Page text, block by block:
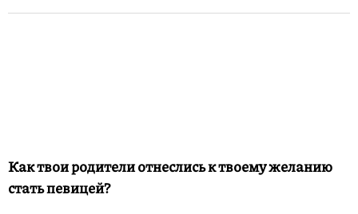
Как твои родители отнеслись к твоему желанию
стать певицей?